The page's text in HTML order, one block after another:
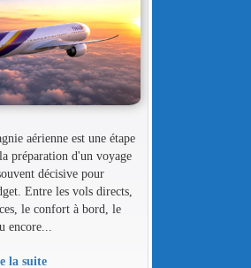
aérienne est une étape
préparation d'un voyage
décisive pour
Entre les vols directs,
le confort à bord, le
encore...
la suite